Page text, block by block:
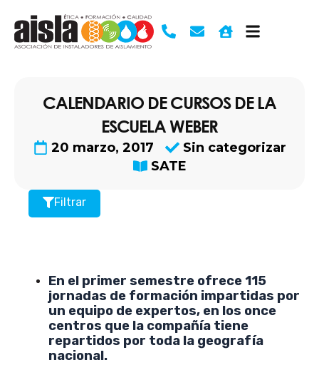
contenido
CALENDARIO DE CURSOS DE LA
ESCUELA WEBER
20 marzo, 2017
Sin categorizar
SATE
Filtrar
En el primer semestre ofrece 115
jornadas de formación impartidas por
un equipo de expertos, en los once
centros que la compañía tiene
repartidos por toda la geografía
nacional.